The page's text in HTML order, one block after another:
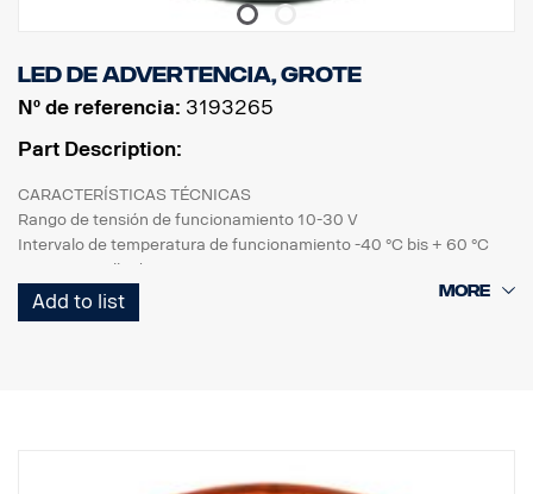
LED de advertencia, Grote
Nº de referencia: 3193265
Part Description:
CARACTERÍSTICAS TÉCNICAS
Rango de tensión de funcionamiento 10-30 V
Intervalo de temperatura de funcionamiento -40 °C bis + 60 °C
Base PC, Anillo decorativo PC, Lente PC, Lente interior PC
Intervalo de temperatura de funcionamiento -40 °C bis + 60 °C
Add to list